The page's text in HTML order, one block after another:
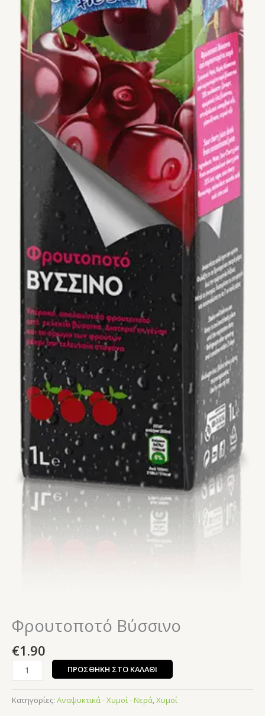
Φρουτοποτό Βύσσινο
€1.90
ΠΡΟΣΘΉΚΗ ΣΤΟ ΚΑΛΆΘΙ
Κατηγορίες: Αναψυκτικά - Χυμοί - Νερά,Χυμοί